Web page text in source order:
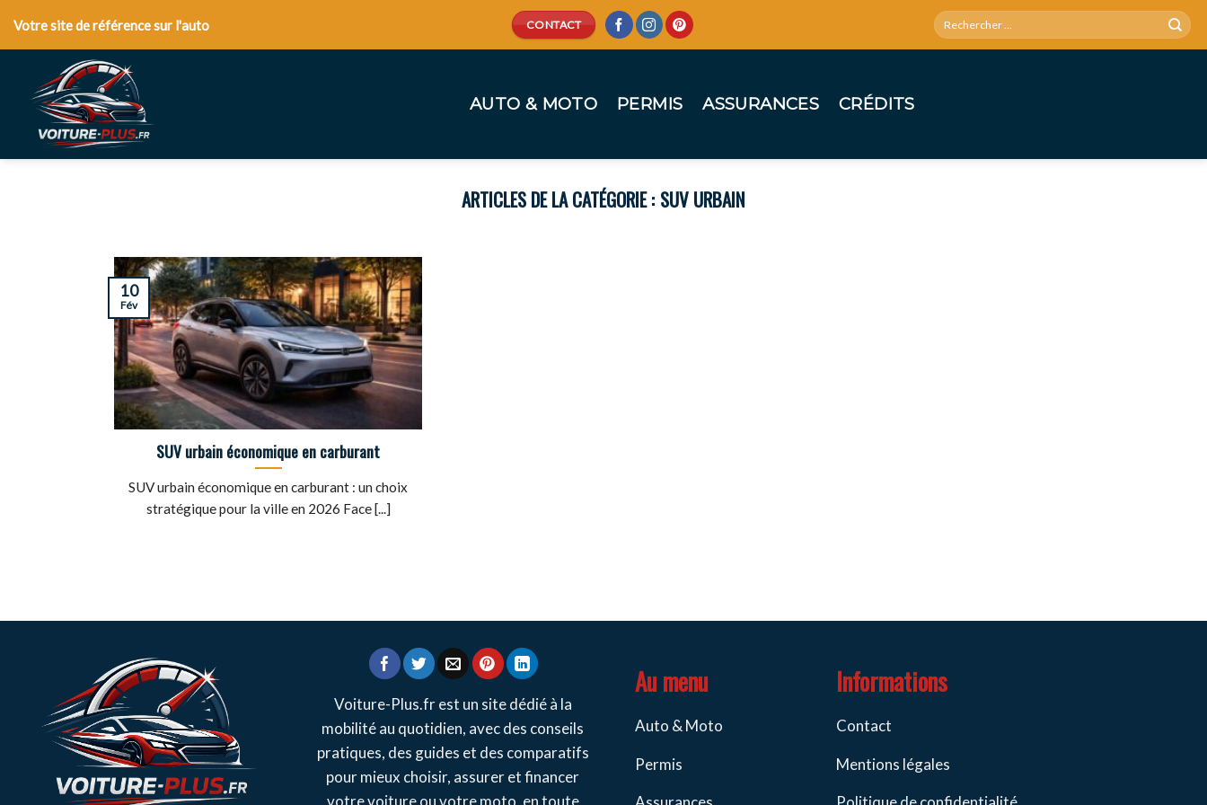
Votre site de référence sur l'auto CONTACT
AUTO & MOTO PERMIS ASSURANCES CRÉDITS
SUV URBAIN
SUV urbain économique en carburant
SUV urbain économique en carburant : un choix
stratégique pour la ville en 2026 Face [...]
10
Fév
Voiture-Plus.fr est un site dédié à la
mobilité au quotidien, avec des conseils
pratiques, des guides et des comparatifs
pour mieux choisir, assurer et financer
votre voiture ou votre moto, en toute
Au menu
Auto & Moto
Permis
Informations
Contact
Mentions légales